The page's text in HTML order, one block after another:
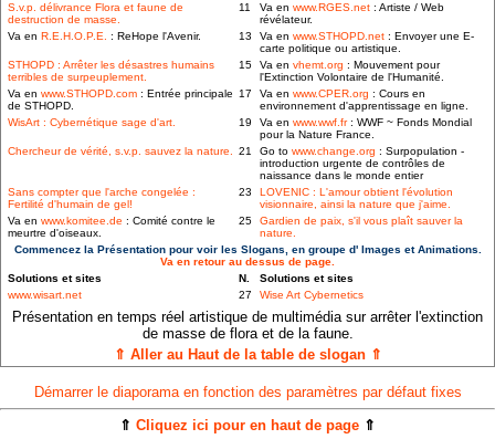
S.v.p. délivrance Flora et faune de
destruction de masse.
11 Va en www.RGES.net : Artiste / Web
révélateur.
Va en R.E.H.O.P.E. : ReHope l'Avenir. 13 Va en www.STHOPD.net : Envoyer une E-
carte politique ou artistique.
STHOPD : Arrêter les désastres humains
terribles de surpeuplement.
15 Va en vhemt.org : Mouvement pour
l'Extinction Volontaire de l'Humanité.
Va en www.STHOPD.com : Entrée principale
de STHOPD.
17 Va en www.CPER.org : Cours en
environnement d'apprentissage en ligne.
WisArt : Cybernétique sage d'art.
19 Va en www.wwf.fr: WWF ~ Fonds Mondial
pour la Nature France.
Chercheur de vérité, s.v.p. sauvez la nature. 21 Go to www.change.org : Surpopulation -
introduction urgente de contrôles de
naissance dans le monde entier
Sans compter que l'arche congelée :
Fertilité d'humain de gel!
23
LOVENIC : L'amour obtient l'évolution
visionnaire, ainsi la nature que j'aime.
Va en www.komitee.de : Comité contre le
meurtre d'oiseaux.
25
Gardien de paix, s'il vous plaît sauver la
nature.
Commencez la Présentation pour voir les Slogans, en groupe d' Images et Animations.
Va en retour au dessus de page.
Solutions et sites
N.
Solutions et sites
www.wisart.net
27 Wise Art Cybernetics
Présentation en temps réel artistique de multimédia sur arrêter l'extinction
de masse de flora et de la faune.
⇑ Aller au Haut de la table de slogan ⇑
Démarrer le diaporama en fonction des paramètres par défaut fixes
⇑ Cliquez ici pour en haut de page ⇑